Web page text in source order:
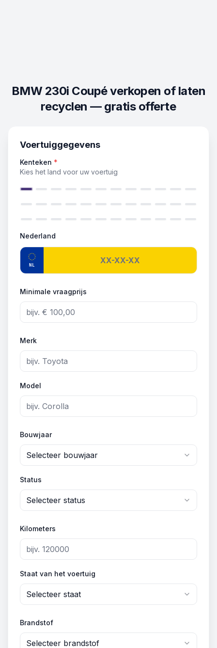
BMW 230i Coupéverkopen of laten
recyclen — gratis offerte
Voertuiggegevens
Kenteken *
Kies het land voor uw voertuig
Nederland
NL
Minimale vraagprijs
Merk
Model
Bouwjaar
Selecteer bouwjaar
Status
Selecteer status
Kilometers
Staat van het voertuig
Selecteer staat
Brandstof
Selecteer brandstof